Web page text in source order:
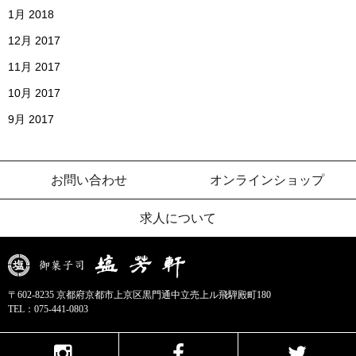
1月 2018
12月 2017
11月 2017
10月 2017
9月 2017
お問い合わせ オンラインショップ
求人について
〒602-8235 京都府京都市上京区黒門通中立売上ル飛騨殿町180
TEL： 075-441-0803